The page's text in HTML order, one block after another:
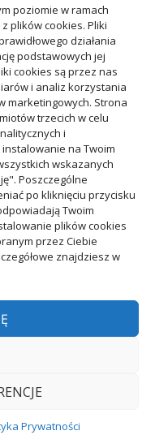
poziomie w ramach
plików cookies. Pliki
działania
podstawowych jej
cookies są przez nas
i analiz korzystania
marketingowych. Strona
trzecich w celu
i
na Twoim
wskazanych
Poszczególne
po kliknięciu przycisku
Twoim
plików cookies
przez Ciebie
znajdziesz w
Prywatności
Polityka prywatności
GRID BY